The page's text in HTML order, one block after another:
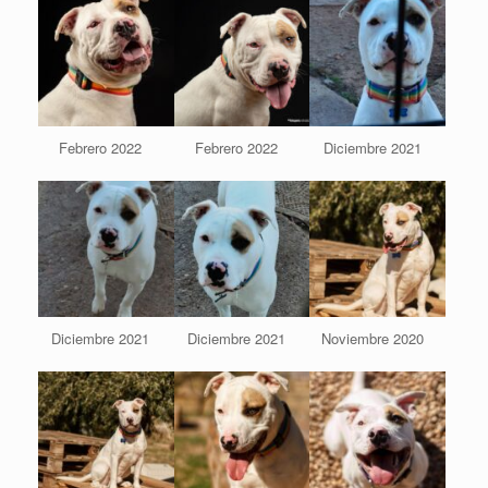
Febrero 2022 Febrero 2022 Diciembre 2021
Diciembre 2021 Diciembre 2021 Noviembre 2020